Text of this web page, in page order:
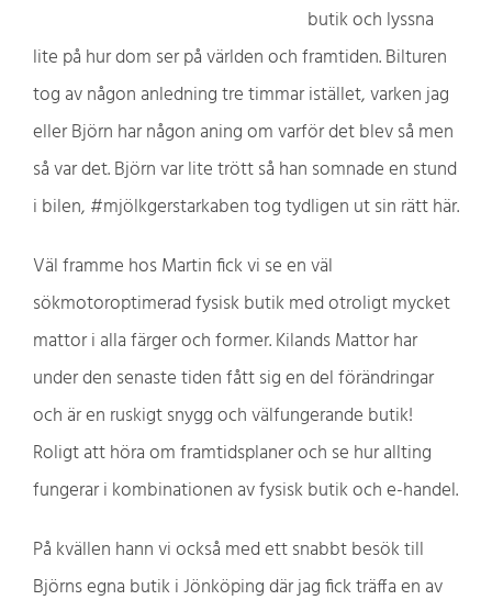
butik och lyssna
lite på hur dom ser på världen och framtiden. Bilturen
tog av någon anledning tre timmar istället, varken jag
eller Björn har någon aning om varför det blev så men
så var det. Björn var lite trött så han somnade en stund
i bilen, #mjölkgerstarkaben tog tydligen ut sin rätt här.
Väl framme hos Martin fick vi se en väl
sökmotoroptimerad fysisk butik med otroligt mycket
mattor i alla färger och former. Kilands Mattor har
under den senaste tiden fått sig en del förändringar
och är en ruskigt snygg och välfungerande butik!
Roligt att höra om framtidsplaner och se hur allting
fungerar i kombinationen av fysisk butik och e-handel.
På kvällen hann vi också med ett snabbt besök till
Björns egna butik i Jönköping där jag fick träffa en av